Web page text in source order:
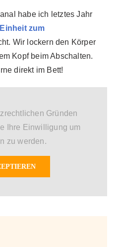
habe ich letztes Jahr
zum
Wir lockern den Körper
Kopf beim Abschalten.
direkt im Bett!
Gründen
Ihre Einwilligung um
zu werden.